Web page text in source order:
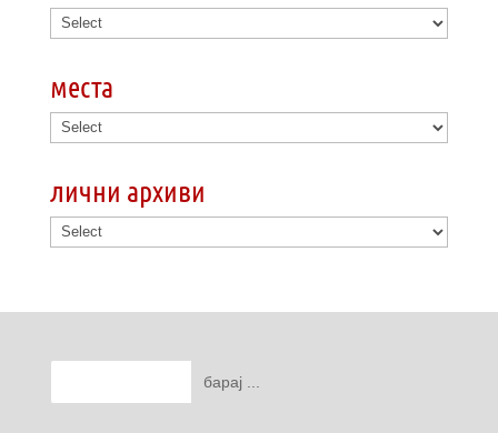
места
лични архиви